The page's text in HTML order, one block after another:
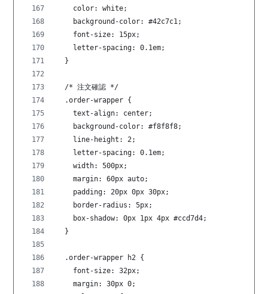
    color: white;
    background-color: #42c7c1;
    font-size: 15px;
    letter-spacing: 0.1em;
  }
  /* 注文確認 */
  .order-wrapper {
    text-align: center;
    background-color: #f8f8f8;
    line-height: 2;
    letter-spacing: 0.1em;
    width: 500px;
    margin: 60px auto;
    padding: 20px 0px 30px;
    border-radius: 5px;
    box-shadow: 0px 1px 4px #ccd7d4;
  }
  .order-wrapper h2 {
    font-size: 32px;
    margin: 30px 0;